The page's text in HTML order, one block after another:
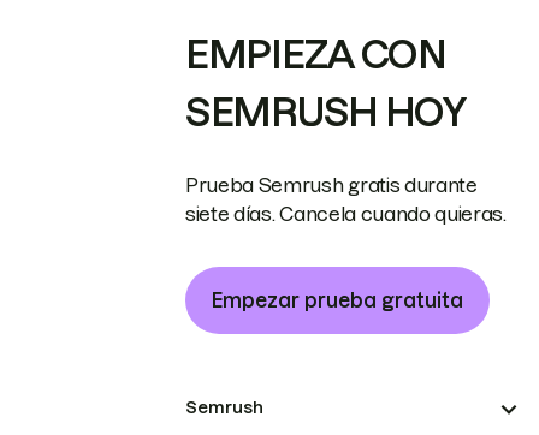
EMPIEZA CON
SEMRUSH HOY
Prueba Semrush gratis durante
siete días. Cancela cuando quieras.
Empezar prueba gratuita
Semrush